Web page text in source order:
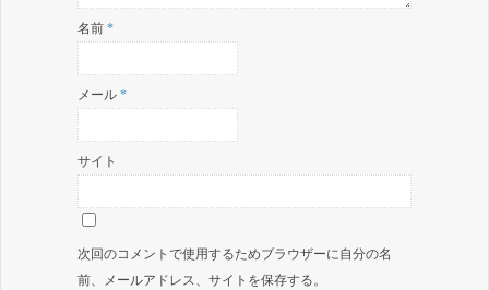
名前 *
メール *
サイト
次回のコメントで使用するためブラウザーに自分の名
前、メールアドレス、サイトを保存する。